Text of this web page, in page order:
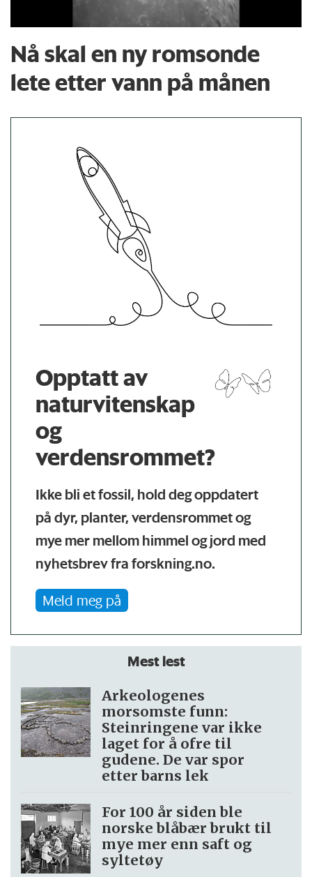
Nå skal en ny romsonde
lete etter vann på månen
Opptatt av
naturvitenskap
og
verdensrommet?
Ikke bli et fossil, hold deg oppdatert
på dyr, planter, verdensrommet og
mye mer mellom himmel og jord med
nyhetsbrev fra forskning.no.
Meld meg på
Mest lest
Arkeologenes
morsomste funn:
Steinringene var ikke
laget for å ofre til
gudene. De var spor
etter barns lek
For 100 år siden ble
norske blåbær brukt til
mye mer enn saft og
syltetøy